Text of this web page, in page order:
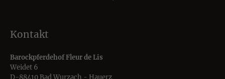
Kontakt
Barockpferdehof Fleur de Lis
Weidet 6